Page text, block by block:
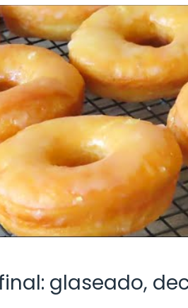
glaseado,